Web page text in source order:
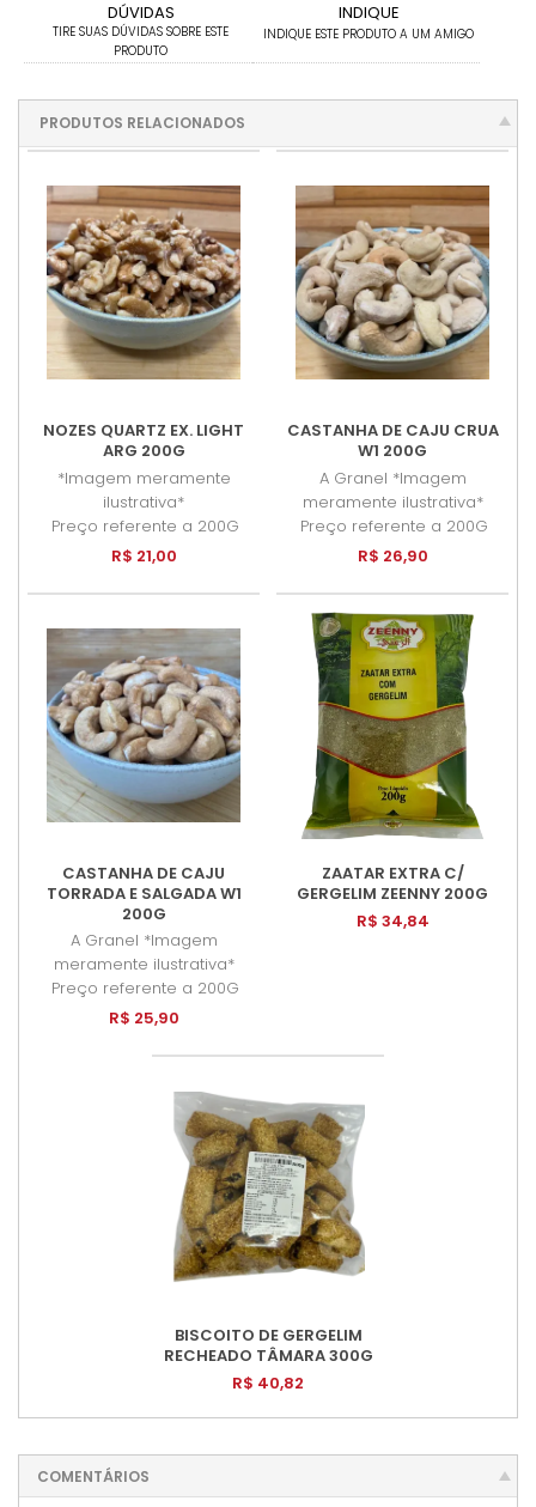
DÚVIDAS
TIRE SUAS DÚVIDAS SOBRE ESTE
PRODUTO
INDIQUE
INDIQUE ESTE PRODUTO A UM AMIGO
PRODUTOS RELACIONADOS
NOZES QUARTZ EX. LIGHT
ARG 200G
*Imagem meramente
ilustrativa*
Preço referente a 200G
R$ 21,00
CASTANHA DE CAJU CRUA
W1 200G
A Granel *Imagem
meramente ilustrativa*
Preço referente a 200G
R$ 26,90
CASTANHA DE CAJU
TORRADA E SALGADA W1
200G
A Granel *Imagem
meramente ilustrativa*
Preço referente a 200G
R$ 25,90
ZAATAR EXTRA C/
GERGELIM ZEENNY 200G
R$ 34,84
BISCOITO DE GERGELIM
RECHEADO TÂMARA 300G
R$ 40,82
COMENTÁRIOS